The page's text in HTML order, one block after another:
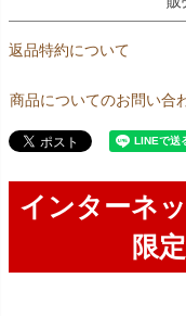
返品特約について
商品についてのお問い合
インターネ
限